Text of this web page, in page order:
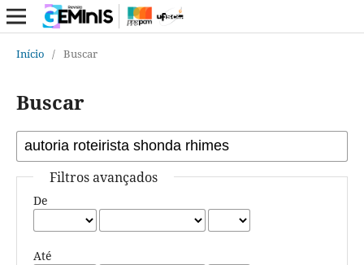
Início / Buscar
Buscar
Filtros avançados
De
Até